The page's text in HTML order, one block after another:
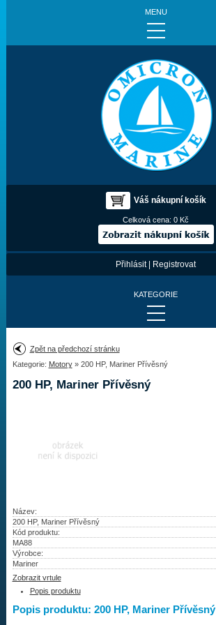
MENU
Váš nákupní košík
Celková cena:0 Kč
Přihlásit| Registrovat
KATEGORIE
Provedení:
Výrobce:
Najít vrtuli
Vrtule
Kontakty
Aktuality
Zpět na předchozí stránku
Kategorie: Motory» 200 HP, Mariner Přívěsný
200 HP, Mariner Přívěsný
Název:
200 HP, Mariner Přívěsný
Kód produktu:
MA88
Výrobce:
Mariner
Zobrazit vrtule
Popis produktu
Popis produktu: 200 HP, Mariner Přívěsný